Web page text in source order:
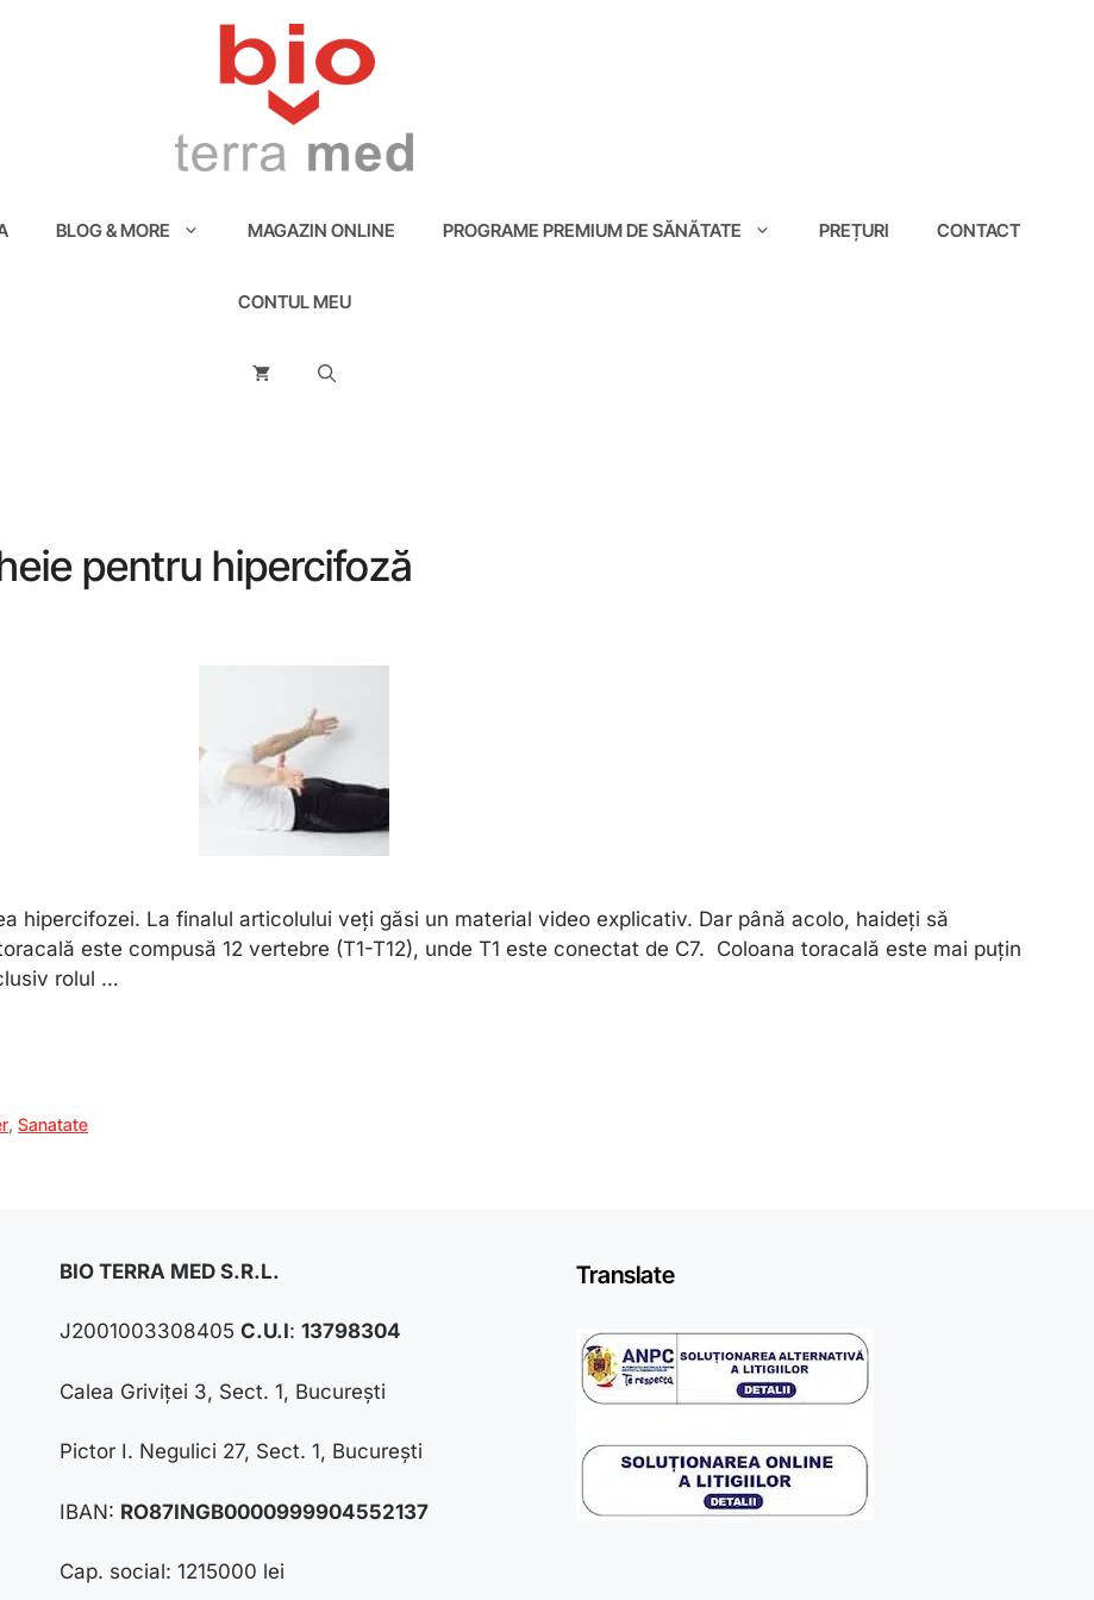
BLOG & MORE MAGAZIN ONLINE PROGRAME PREMIUM DE SĂNĂTATE PREȚURI CONTACT
CONTUL MEU
pentru hipercifoză
hipercifozei. La finalul articolului veți găsi un material video explicativ. Dar până acolo, haideți să
este compusă 12 vertebre (T1-T12), unde T1 este conectat de C7. Coloana toracală este mai puțin
rolul …
,Sanatate
BIO TERRA MED S.R.L.
J2001003308405 C.U.I: 13798304
Calea Griviței 3, Sect. 1, București
Pictor I. Negulici 27, Sect. 1, București
IBAN: RO87INGB0000999904552137
Cap. social: 1215000 lei
Translate